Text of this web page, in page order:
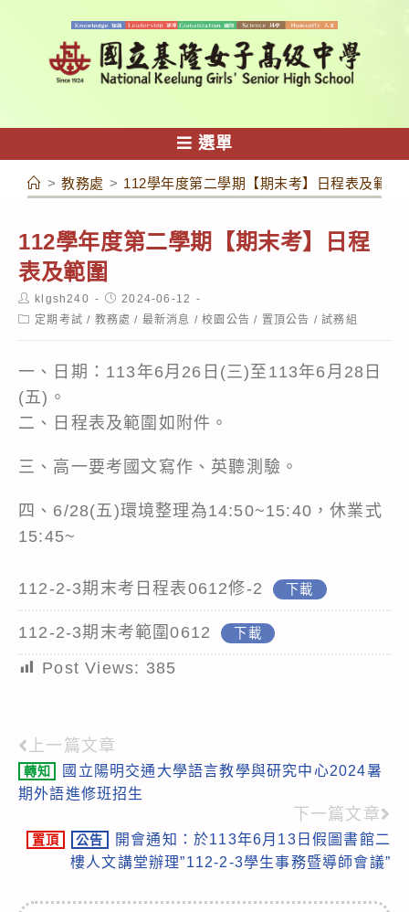
容
選單
> 教務處 > 112學年度第二學期【期末考】日程表及範圍
112學年度第二學期【期末考】日程
表及範圍
Post
author:
klgsh240
Post
published:
2024-06-12
Post定期考試 / 教務處 / 最新消息 / 校園公告 / 置頂公告 / 試務組
一、日期：113年6月26日(三)至113年6月28日
(五)。
二、日程表及範圍如附件。
三、高一要考國文寫作、英聽測驗。
四、6/28(五)環境整理為14:50~15:40，休業式
15:45~
112-2-3期末考日程表0612修-2 下載
112-2-3期末考範圍0612 下載
Post Views: 385
Read
more
上一篇文章
轉知
國立陽明交通大學語言教學與研究中心2024暑
期外語進修班招生
下一篇文章
置頂 公告
開會通知：於113年6月13日假圖書館二
樓人文講堂辦理”112-2-3學生事務暨導師會議”